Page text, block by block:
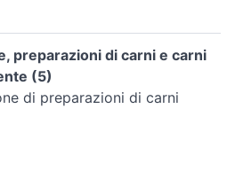
preparazioni di carni e carni
(5)
di preparazioni di carni